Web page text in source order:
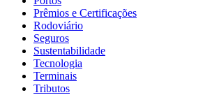
Prêmios e Certificações
Rodoviário
Seguros
Sustentabilidade
Tecnologia
Terminais
Tributos